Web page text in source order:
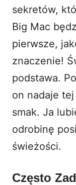
sekretów,
Big Mac
pierwsze,
znaczenie!
podstawa.
on nadaje
smak. Ja
odrobinę
świeżości.
Często